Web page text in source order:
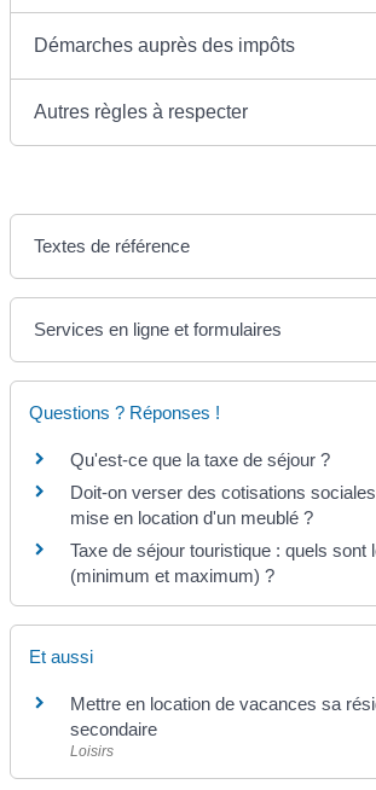
Démarches auprès des impôts
Autres règles à respecter
Textes de référence
Services en ligne et formulaires
Questions ? Réponses !
Qu'est-ce que la taxe de séjour ?
Doit-on verser des cotisations
mise en location d'un meublé ?
Taxe de séjour touristique : quels sont
(minimum et maximum) ?
Et aussi
Mettre en location de vacances sa
secondaire
Loisirs